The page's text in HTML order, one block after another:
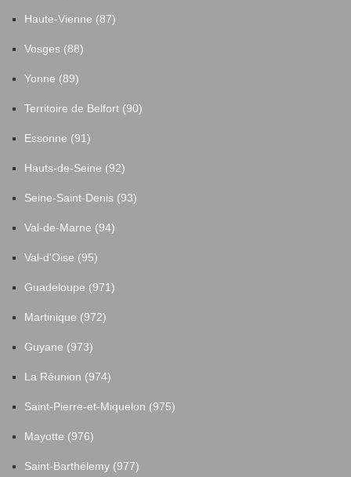
Haute-Vienne (87)
Vosges (88)
Yonne (89)
Territoire de Belfort (90)
Essonne (91)
Hauts-de-Seine (92)
Seine-Saint-Denis (93)
Val-de-Marne (94)
Val-d'Oise (95)
Guadeloupe (971)
Martinique (972)
Guyane (973)
La Réunion (974)
Saint-Pierre-et-Miquelon (975)
Mayotte (976)
Saint-Barthélemy (977)